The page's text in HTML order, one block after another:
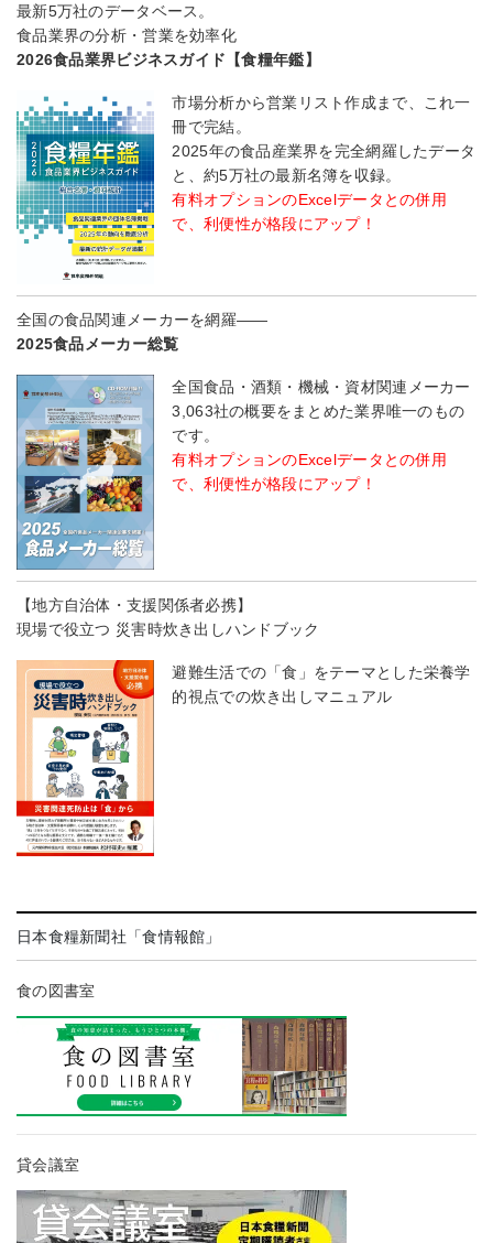
最新5万社のデータベース。
食品業界の分析・営業を効率化
2026食品業界ビジネスガイド【食糧年鑑】
市場分析から営業リスト作成まで、これ一
冊で完結。
2025年の食品産業界を完全網羅したデータ
と、約5万社の最新名簿を収録。
有料オプションのExcelデータとの併用
で、利便性が格段にアップ！
全国の食品関連メーカーを網羅――
2025食品メーカー総覧
全国食品・酒類・機械・資材関連メーカー
3,063社の概要をまとめた業界唯一のもの
です。
有料オプションのExcelデータとの併用
で、利便性が格段にアップ！
【地方自治体・支援関係者必携】
現場で役立つ 災害時炊き出しハンドブック
避難生活での「食」をテーマとした栄養学
的視点での炊き出しマニュアル
日本食糧新聞社「食情報館」
食の図書室
貸会議室